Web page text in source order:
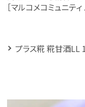
［マルコメコミュニティ
プラス糀 糀甘酒LL